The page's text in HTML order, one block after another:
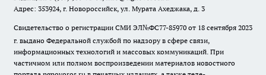
Адрес: 353924, г. Новороссийск, ул. Мурата Ахеджака, д. 3
Свидетельство о регистрации СМИ ЭЛ№ФС77-85970 от 18 сентября 2023
г. выдано Федеральной службой по надзору в сфере связи,
информационных технологий и массовых коммуникаций. При
частичном или полном воспроизведении материалов новостного